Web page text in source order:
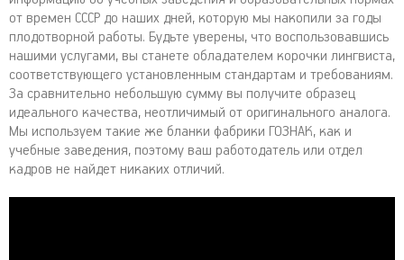
от времен СССР до наших дней, которую мы накопили за годы
плодотворной работы. Будьте уверены, что воспользовавшись
нашими услугами, вы станете обладателем корочки лингвиста,
соответствующего установленным стандартам и требованиям.
За сравнительно небольшую сумму вы получите образец
идеального качества, неотличимый от оригинального аналога.
Мы используем такие же бланки фабрики ГОЗНАК, как и
учебные заведения, поэтому ваш работодатель или отдел
кадров не найдет никаких отличий.